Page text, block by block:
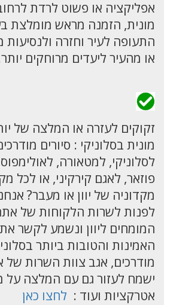
אפליקציה או פשוט לרדת
מונית, הזמנה מראש מומלצת
התעופה לעיר וחזרה
או מהעיר ליעדים מרוחקים
זקוקים לעזרה או המלצה של
מונית בסלוניקי : סיורים
לסלוניקי, למטאורה,
פוזאר, לאגם קירקיני, או לכל
מקדוניה של יוון או מעבר?
לפנות לשרות הלקוחות של אתר
המומחים ליוון ונשמע לקשר
האמינות והטובות ביותר
מודרכים, אגב צוות השרות של
ישמח לעזור גם עם המלצה על
אטרקציות ועוד : לחצו כאן